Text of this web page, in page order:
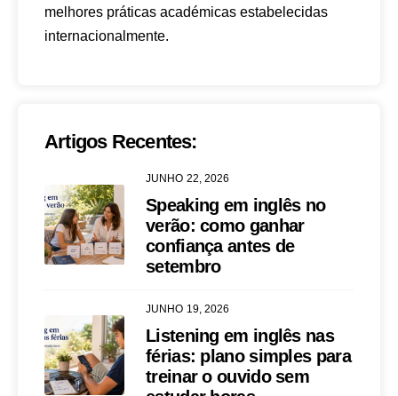
melhores práticas académicas estabelecidas
internacionalmente.
Artigos Recentes:
JUNHO 22, 2026
Speaking em inglês no
verão: como ganhar
confiança antes de
setembro
JUNHO 19, 2026
Listening em inglês nas
férias: plano simples para
treinar o ouvido sem